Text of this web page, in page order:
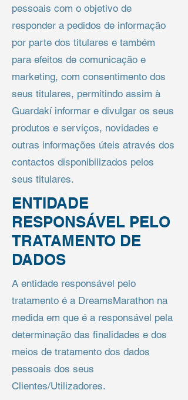
pessoais com o objetivo de
responder a pedidos de informação
por parte dos titulares e também
para efeitos de comunicação e
marketing, com consentimento dos
seus titulares, permitindo assim à
Guardakí informar e divulgar os seus
produtos e serviços, novidades e
outras informações úteis através dos
contactos disponibilizados pelos
seus titulares.
ENTIDADE
RESPONSÁVEL PELO
TRATAMENTO DE
DADOS
A entidade responsável pelo
tratamento é a DreamsMarathon na
medida em que é a responsável pela
determinação das finalidades e dos
meios de tratamento dos dados
pessoais dos seus
Clientes/Utilizadores.